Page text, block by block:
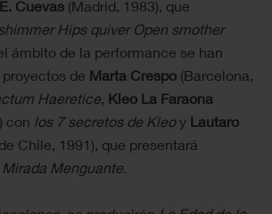
Cuevas (Madrid, 1983), que
Hips quiver Open smother
ámbito de la performance se han
de Marta Crespo (Barcelona,
Haeretice, Kleo La Faraona
con los 7 secretos de Kleoy Lautaro
Chile, 1991), que presentará
Menguante.